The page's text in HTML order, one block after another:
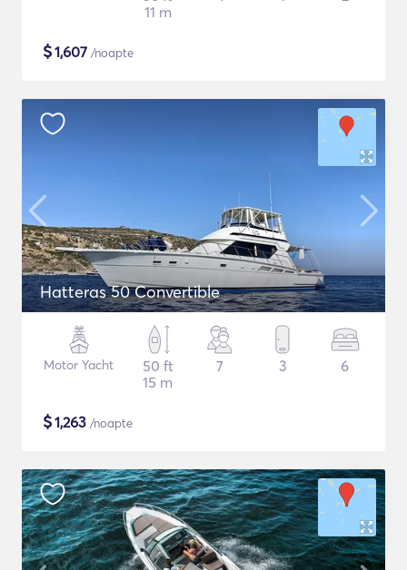
11 m
$1,607 /noapte
Hatteras 50 Convertible
Motor Yacht
50 ft
15 m
7 3 6
$1,263 /noapte